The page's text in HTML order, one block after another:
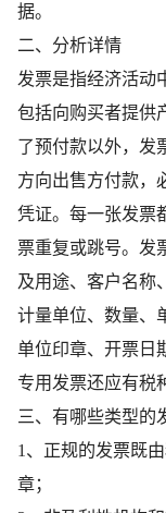
据。
二、分析详情
发票是指经济活动
包括向购买者提供
了预付款以外，发
方向出售方付款，
凭证。每一张发票
票重复或跳号。发
及用途、客户名称
计量单位、数量、
单位印章、开票日
专用发票还应有税
三、有哪些类型的
1、正规的发票既
章；